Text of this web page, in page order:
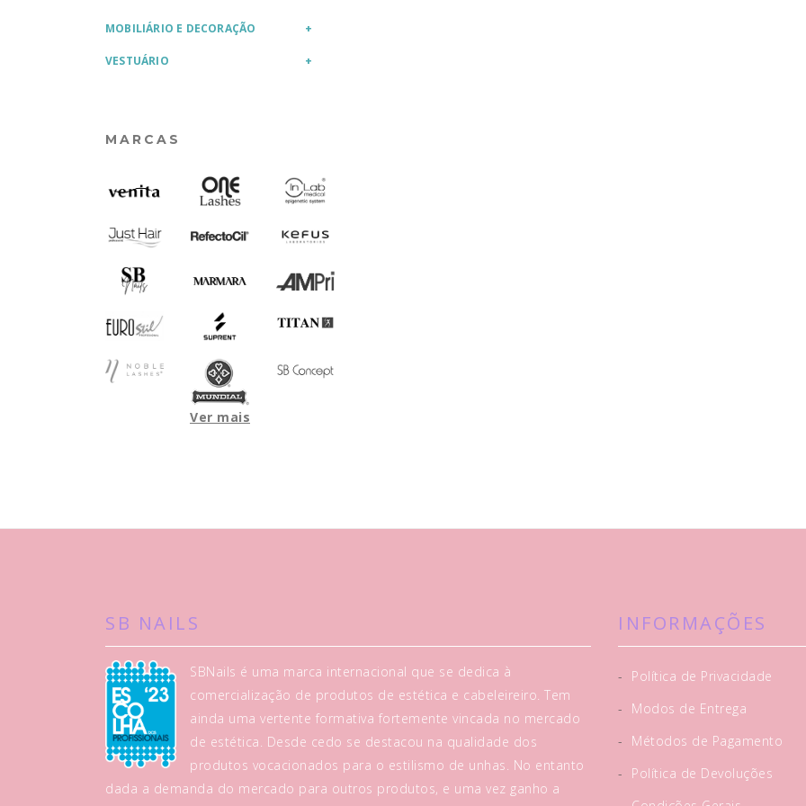
MOBILIÁRIO E DECORAÇÃO
VESTUÁRIO
MARCAS
Ver mais
SB NAILS
SBNails é uma marca internacional que se dedica à
comercialização de produtos de estética e cabeleireiro. Tem
ainda uma vertente formativa fortemente vincada no mercado
de estética. Desde cedo se destacou na qualidade dos
produtos vocacionados para o estilismo de unhas. No entanto
dada a demanda do mercado para outros produtos, e uma vez ganho a
INFORMAÇÕES
-
Política de Privacidade
-
Modos de Entrega
-
Métodos de Pagamento
-
Política de Devoluções